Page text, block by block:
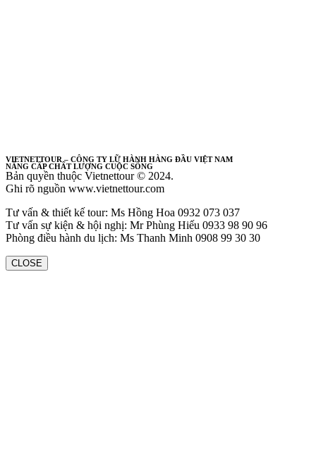
VIETNETTOUR – CÔNG TY LỮ HÀNH HÀNG ĐẦU VIỆT NAM
NÂNG CẤP CHẤT LƯỢNG CUỘC SỐNG
Bản quyền thuộc Vietnettour © 2024.
Ghi rõ nguồn www.vietnettour.com
Tư vấn & thiết kế tour: Ms Hồng Hoa 0932 073 037
Tư vấn sự kiện & hội nghị: Mr Phùng Hiếu 0933 98 90 96
Phòng điều hành du lịch: Ms Thanh Minh 0908 99 30 30
CLOSE